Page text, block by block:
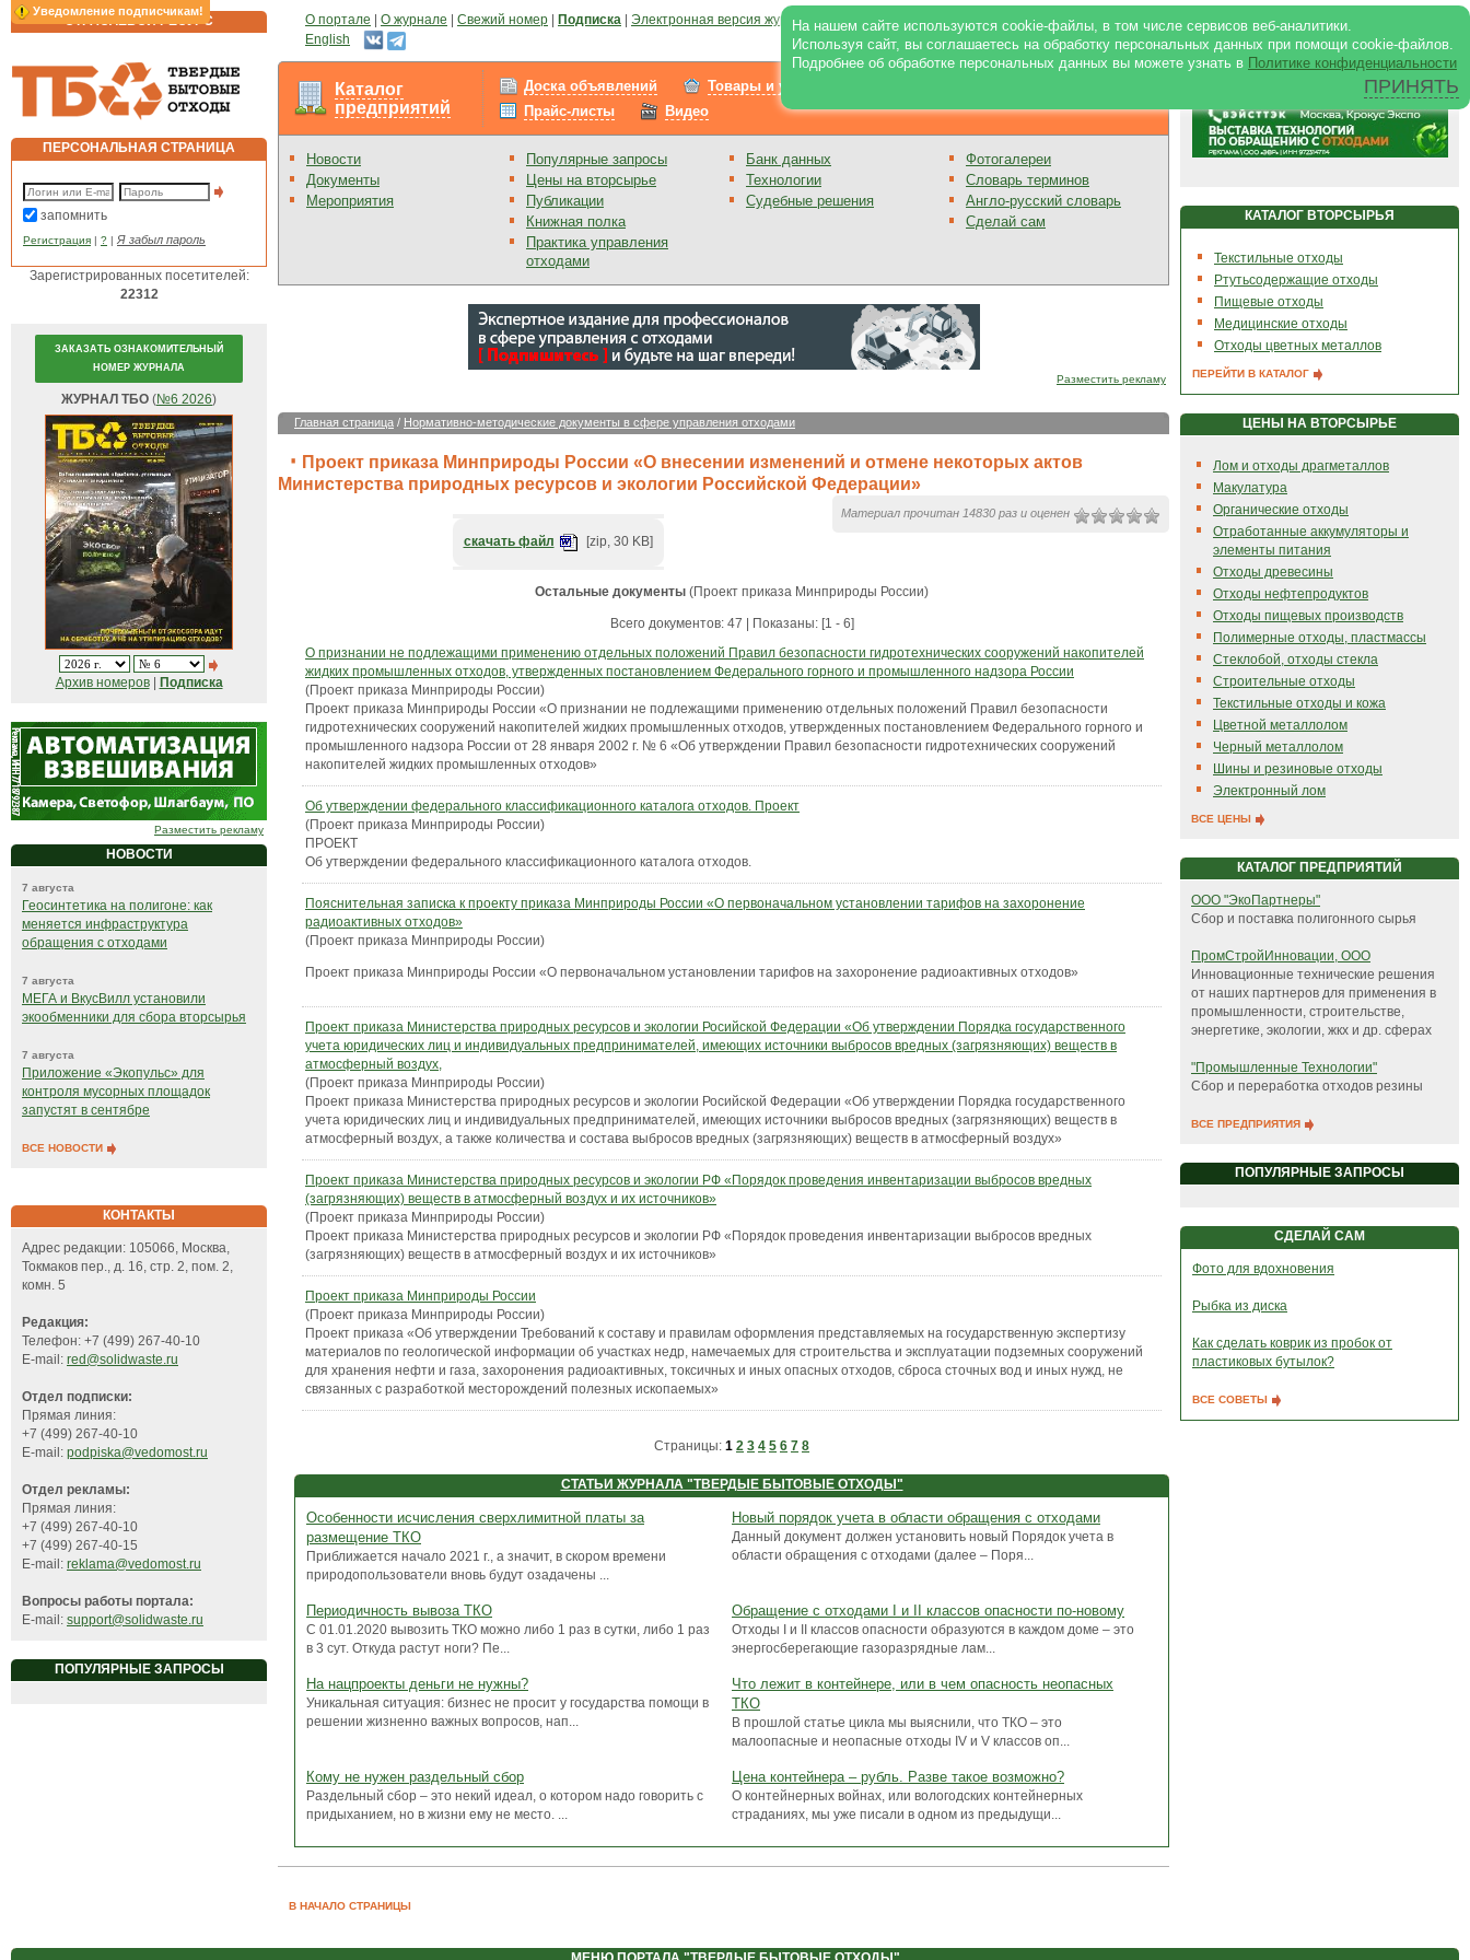
Уведомление подписчикам!
На нашем сайте используются cookie-файлы, в том числе сервисов веб-аналитики.
Используя сайт, вы соглашаетесь на обработку персональных данных при помощи cookie-файлов.
Подробнее об обработке персональных данных вы можете узнать в Политике конфиденциальности
ПРИНЯТЬ
ОТРАСЛЕВОЙ РЕСУРС О портале О журнале Свежий номер Подписка Электронная версия журнала |Отзывы|Реклама на портале|Реклама в журнале |
English
ПЕРСОНАЛЬНАЯ СТРАНИЦА
запомнить
Регистрация | ? | Я забыл пароль
Зарегистрированных посетителей:
22312
ЗАКАЗАТЬ ОЗНАКОМИТЕЛЬНЫЙ
НОМЕР ЖУРНАЛА
ЖУРНАЛ ТБО (№6 2026)
Архив номеров| Подписка
Разместить рекламу
НОВОСТИ
7 августа
Геосинтетика на полигоне: как
меняется инфраструктура
обращения с отходами
7 августа
МЕГА и ВкусВилл установили
экообменники для сбора вторсырья
7 августа
Приложение «Экопульс» для
контроля мусорных площадок
запустят в сентябре
ВСЕ НОВОСТИ
КОНТАКТЫ
Адрес редакции: 105066, Москва,
Токмаков пер., д. 16, стр. 2, пом. 2,
комн. 5
Редакция:
Телефон: +7 (499) 267-40-10
E-mail: red@solidwaste.ru
Отдел подписки:
Прямая линия:
+7 (499) 267-40-10
E-mail: podpiska@vedomost.ru
Отдел рекламы:
Прямая линия:
+7 (499) 267-40-10
+7 (499) 267-40-15
E-mail: reklama@vedomost.ru
Вопросы работы портала:
E-mail: support@solidwaste.ru
ПОПУЛЯРНЫЕ ЗАПРОСЫ
Каталог
предприятий
Доска объявлений Товары и услуги
Прайс-листы
Видео
Новости
Документы
Мероприятия
Популярные запросы
Цены на вторсырье
Публикации
Книжная полка
Практика управления
отходами
Банк данных
Технологии
Судебные решения
Фотогалереи
Словарь терминов
Англо-русский словарь
Сделай сам
Разместить рекламу
Главная страница / Нормативно-методические документы в сфере управления отходами
Проект приказа Минприроды России «О внесении изменений и отмене некоторых актов
Министерства природных ресурсов и экологии Российской Федерации»
Материал прочитан 14830 раз и оценен
скачать файл [zip, 30 KB]
Остальные документы (Проект приказа Минприроды России)
Всего документов: 47 | Показаны: [1 - 6]
О признании не подлежащими применению отдельных положений Правил безопасности гидротехнических сооружений накопителей
жидких промышленных отходов, утвержденных постановлением Федерального горного и промышленного надзора России
(Проект приказа Минприроды России)
Проект приказа Минприроды России «О признании не подлежащими применению отдельных положений Правил безопасности
гидротехнических сооружений накопителей жидких промышленных отходов, утвержденных постановлением Федерального горного и
промышленного надзора России от 28 января 2002 г. № 6 «Об утверждении Правил безопасности гидротехнических сооружений
накопителей жидких промышленных отходов»
Об утверждении федерального классификационного каталога отходов. Проект
(Проект приказа Минприроды России)
ПРОЕКТ
Об утверждении федерального классификационного каталога отходов.
Пояснительная записка к проекту приказа Минприроды России «О первоначальном установлении тарифов на захоронение
радиоактивных отходов»
(Проект приказа Минприроды России)
Проект приказа Минприроды России «О первоначальном установлении тарифов на захоронение радиоактивных отходов»
Проект приказа Министерства природных ресурсов и экологии Росийской Федерации «Об утверждении Порядка государственного
учета юридических лиц и индивидуальных предпринимателей, имеющих источники выбросов вредных (загрязняющих) веществ в
атмосферный воздух,
(Проект приказа Минприроды России)
Проект приказа Министерства природных ресурсов и экологии Росийской Федерации «Об утверждении Порядка государственного
учета юридических лиц и индивидуальных предпринимателей, имеющих источники выбросов вредных (загрязняющих) веществ в
атмосферный воздух, а также количества и состава выбросов вредных (загрязняющих) веществ в атмосферный воздух»
Проект приказа Министерства природных ресурсов и экологии РФ «Порядок проведения инвентаризации выбросов вредных
(загрязняющих) веществ в атмосферный воздух и их источников»
(Проект приказа Минприроды России)
Проект приказа Министерства природных ресурсов и экологии РФ «Порядок проведения инвентаризации выбросов вредных
(загрязняющих) веществ в атмосферный воздух и их источников»
Проект приказа Минприроды России
(Проект приказа Минприроды России)
Проект приказа «Об утверждении Требований к составу и правилам оформления представляемых на государственную экспертизу
материалов по геологической информации об участках недр, намечаемых для строительства и эксплуатации подземных сооружений
для хранения нефти и газа, захоронения радиоактивных, токсичных и иных опасных отходов, сброса сточных вод и иных нужд, не
связанных с разработкой месторождений полезных ископаемых»
Страницы: 1 2 3 4 5 6 7 8
СТАТЬИ ЖУРНАЛА "ТВЕРДЫЕ БЫТОВЫЕ ОТХОДЫ"
Особенности исчисления сверхлимитной платы за
размещение ТКО
Приближается начало 2021 г., а значит, в скором времени
природопользователи вновь будут озадачены ...
Новый порядок учета в области обращения с отходами
Данный документ должен установить новый Порядок учета в
области обращения с отходами (далее – Поря...
Периодичность вывоза ТКО
С 01.01.2020 вывозить ТКО можно либо 1 раз в сутки, либо 1 раз
в 3 сут. Откуда растут ноги? Пе...
Обращение с отходами I и II классов опасности по-новому
Отходы I и II классов опасности образуются в каждом доме – это
энергосберегающие газоразрядные лам...
На нацпроекты деньги не нужны?
Уникальная ситуация: бизнес не просит у государства помощи в
решении жизненно важных вопросов, нап...
Что лежит в контейнере, или в чем опасность неопасных
ТКО
В прошлой статье цикла мы выяснили, что ТКО – это
малоопасные и неопасные отходы IV и V классов оп...
Кому не нужен раздельный сбор
Раздельный сбор – это некий идеал, о котором надо говорить с
придыханием, но в жизни ему не место. ...
Цена контейнера – рубль. Разве такое возможно?
О контейнерных войнах, или вологодских контейнерных
страданиях, мы уже писали в одном из предыдущи...
В НАЧАЛО СТРАНИЦЫ
КАТАЛОГ ВТОРСЫРЬЯ
Текстильные отходы
Ртутьсодержащие отходы
Пищевые отходы
Медицинские отходы
Отходы цветных металлов
ПЕРЕЙТИ В КАТАЛОГ
ЦЕНЫ НА ВТОРСЫРЬЕ
Лом и отходы драгметаллов
Макулатура
Органические отходы
Отработанные аккумуляторы и
элементы питания
Отходы древесины
Отходы нефтепродуктов
Отходы пищевых производств
Полимерные отходы, пластмассы
Стеклобой, отходы стекла
Строительные отходы
Текстильные отходы и кожа
Цветной металлолом
Черный металлолом
Шины и резиновые отходы
Электронный лом
ВСЕ ЦЕНЫ
КАТАЛОГ ПРЕДПРИЯТИЙ
ООО "ЭкоПартнеры"
Сбор и поставка полигонного сырья
ПромСтройИнновации, ООО
Инновационные технические решения
от наших партнеров для применения в
промышленности, строительстве,
энергетике, экологии, жкх и др. сферах
"Промышленные Технологии"
Сбор и переработка отходов резины
ВСЕ ПРЕДПРИЯТИЯ
ПОПУЛЯРНЫЕ ЗАПРОСЫ
СДЕЛАЙ САМ
Фото для вдохновения
Рыбка из диска
Как сделать коврик из пробок от
пластиковых бутылок?
ВСЕ СОВЕТЫ